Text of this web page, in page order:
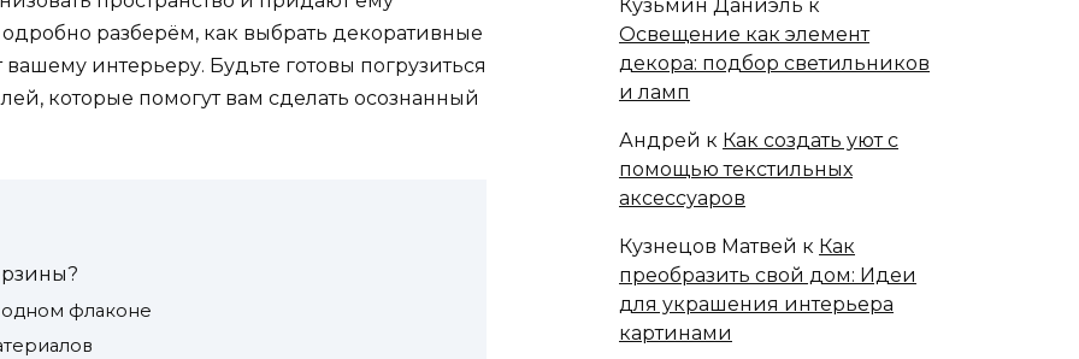
разберём, как выбрать декоративные
интерьеру. Будьте готовы погрузиться
которые помогут вам сделать осознанный
одном флаконе
Кузьмин Даниэль к
Освещение как элемент
декора: подбор светильников
и ламп
Андрей к Как создать уют с
помощью текстильных
аксессуаров
Кузнецов Матвей к Как
преобразить свой дом: Идеи
для украшения интерьера
картинами